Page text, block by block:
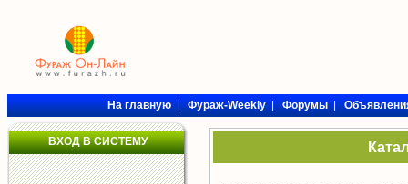
На главную|Фураж-Weekly|Форумы|
ВХОД В СИСТЕМУ